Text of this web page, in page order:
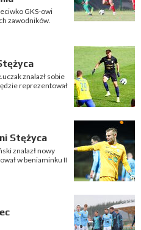
GKS-owi
zawodników.
znalazł sobie
reprezentował
Stężyca
znalazł nowy
w beniaminku II